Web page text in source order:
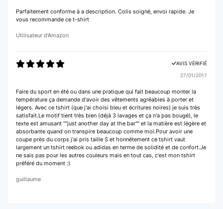
Parfaitement conforme à a description. Colis soigné, envoi rapide. Je
vous recommande ce t-shirt
Utilisateur d'Amazon
AVIS VÉRIFIÉ
27/01/2017
Faire du sport en été ou dans une pratique qui fait beaucoup monter la
température ça demande d'avoir des vêtements agréables à porter et
légers. Avec ce tshirt (que j'ai choisi bleu et écritures noires) je suis très
satisfait.Le motif tient très bien (déjà 3 lavages et ça n'a pas bougé), le
texte est amusant ""just another day at the bar"" et la matière est légère et
absorbante quand on transpire beaucoup comme moi.Pour avoir une
coupe près du corps j'ai pris taille S et honnêtement ce tshirt vaut
largement un tshirt reebok ou adidas en terme de solidité et de confort.Je
ne sais pas pour les autres couleurs mais en tout cas, c'est mon tshirt
préféré du moment :)
guillaume